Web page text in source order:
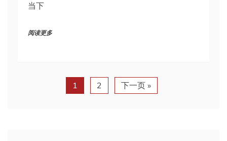
当下
阅读更多
1 2 下一页 »